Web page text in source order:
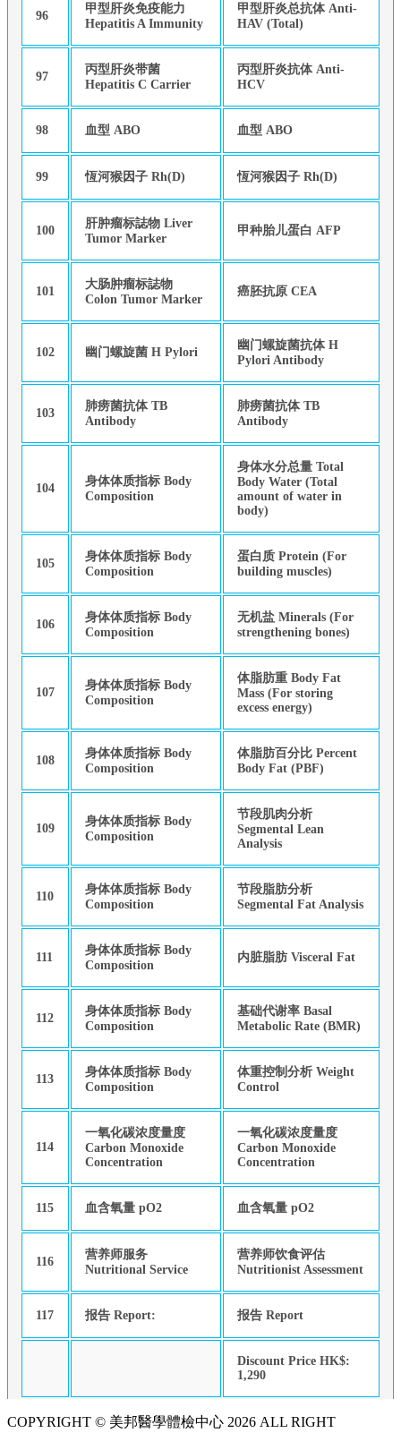
96
甲型肝炎免疫能力
Hepatitis A Immunity
甲型肝炎总抗体 Anti-
HAV (Total)
97
丙型肝炎带菌
Hepatitis C Carrier
丙型肝炎抗体 Anti-
HCV
98 血型 ABO 血型 ABO
99 恆河猴因子 Rh(D) 恆河猴因子 Rh(D)
100
肝肿瘤标誌物 Liver
Tumor Marker
甲种胎儿蛋白 AFP
101
大肠肿瘤标誌物
Colon Tumor Marker
癌胚抗原 CEA
102 幽门螺旋菌 H Pylori
幽门螺旋菌抗体 H
Pylori Antibody
103
肺痨菌抗体 TB
Antibody
肺痨菌抗体 TB
Antibody
104
身体体质指标 Body
Composition
身体水分总量 Total
Body Water (Total
amount of water in
body)
105
身体体质指标 Body
Composition
蛋白质 Protein (For
building muscles)
106
身体体质指标 Body
Composition
无机盐 Minerals (For
strengthening bones)
107
身体体质指标 Body
Composition
体脂肪重 Body Fat
Mass (For storing
excess energy)
108
身体体质指标 Body
Composition
体脂肪百分比 Percent
Body Fat (PBF)
109
身体体质指标 Body
Composition
节段肌肉分析
Segmental Lean
Analysis
110
身体体质指标 Body
Composition
节段脂肪分析
Segmental Fat Analysis
111
身体体质指标 Body
Composition
内脏脂肪 Visceral Fat
112
身体体质指标 Body
Composition
基础代谢率 Basal
Metabolic Rate (BMR)
113
身体体质指标 Body
Composition
体重控制分析 Weight
Control
114
一氧化碳浓度量度
Carbon Monoxide
Concentration
一氧化碳浓度量度
Carbon Monoxide
Concentration
115 血含氧量 pO2 血含氧量 pO2
116
营养师服务
Nutritional Service
营养师饮食评估
Nutritionist Assessment
117 报告 Report: 报告 Report
Discount Price HK$:
1,290
COPYRIGHT © 美邦醫學體檢中心 2026 ALL RIGHT